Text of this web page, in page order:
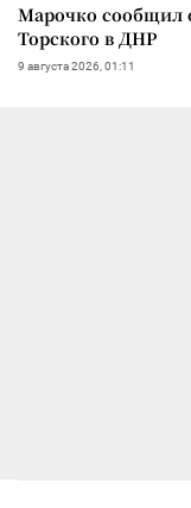
Марочко сообщил
Торского в ДНР
9 августа 2026, 01:11